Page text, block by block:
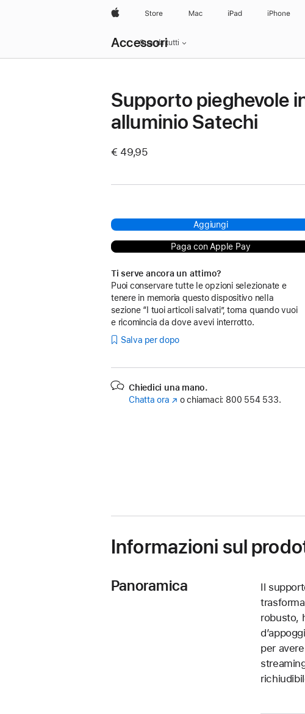
AppleStore Mac iPad iPhone
Accessori
locale,
menu
Guarda tutti
Supporto pieghevole
alluminio Satechi
€ 49,95
Aggiungi
Paga con Apple Pay
Ti serve ancora un attimo?
Puoi conservare tutte le opzioni selezionate e
tenere in memoria questo dispositivo nella
sezione “I tuoi articoli salvati”, torna quando vuoi
e ricomincia da dove avevi interrotto.
Salva per dopo
Chiedici una mano.
Chatta ora (Si o chiamaci: 800 554 533.
Informazioni sul
Panoramica
Il
robusto,
per